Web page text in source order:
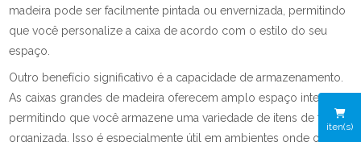
iten(s)
madeira pode ser facilmente pintada ou envernizada, permitindo
que você personalize a caixa de acordo com o estilo do seu
espaço.
Outro benefício significativo é a capacidade de armazenamento.
As caixas grandes de madeira oferecem amplo espaço interno,
permitindo que você armazene uma variedade de itens de forma
organizada. Isso é especialmente útil em ambientes onde o